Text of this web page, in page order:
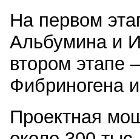
На первом
Альбумина и
втором этапе
Фибриногена
Проектная